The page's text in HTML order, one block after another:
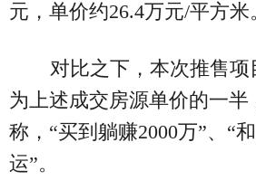
元，单价约26.4万元/平方米
对比之下，本次推售项
为上述成交房源单价的一半
称，“买到躺赚2000万”、“
运”。